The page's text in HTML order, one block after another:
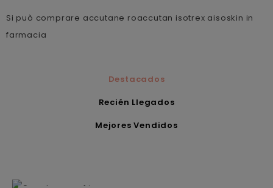
Si può comprare accutane roaccutan isotrex aisoskin in
farmacia
Destacados
Recién Llegados
Mejores Vendidos